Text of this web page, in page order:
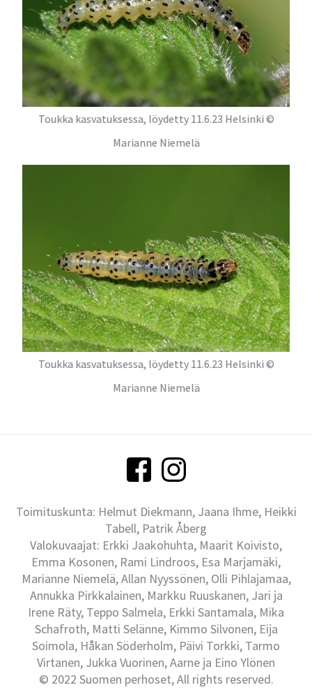
Toukka kasvatuksessa, löydetty 11.6.23 Helsinki ©
Marianne Niemelä
Toukka kasvatuksessa, löydetty 11.6.23 Helsinki ©
Marianne Niemelä
Toimituskunta: Helmut Diekmann, Jaana Ihme, Heikki
Tabell, Patrik Åberg
Valokuvaajat: Erkki Jaakohuhta, Maarit Koivisto,
Emma Kosonen, Rami Lindroos, Esa Marjamäki,
Marianne Niemelä, Allan Nyyssönen, Olli Pihlajamaa,
Annukka Pirkkalainen, Markku Ruuskanen, Jari ja
Irene Räty, Teppo Salmela, Erkki Santamala, Mika
Schafroth, Matti Selänne, Kimmo Silvonen, Eija
Soimola, Håkan Söderholm, Päivi Torkki, Tarmo
Virtanen, Jukka Vuorinen, Aarne ja Eino Ylönen
© 2022 Suomen perhoset, All rights reserved.